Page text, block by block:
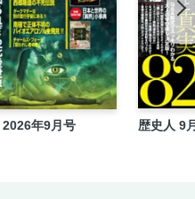
寺、祇王寺、二尊院、常寂
寺、興聖寺、平等院
線沿線 無鄰菴、南禅寺、元
修寺、醍醐寺、大善寺
蔵院、等持院、退蔵院、妙
2026年9月号 歴史人 9